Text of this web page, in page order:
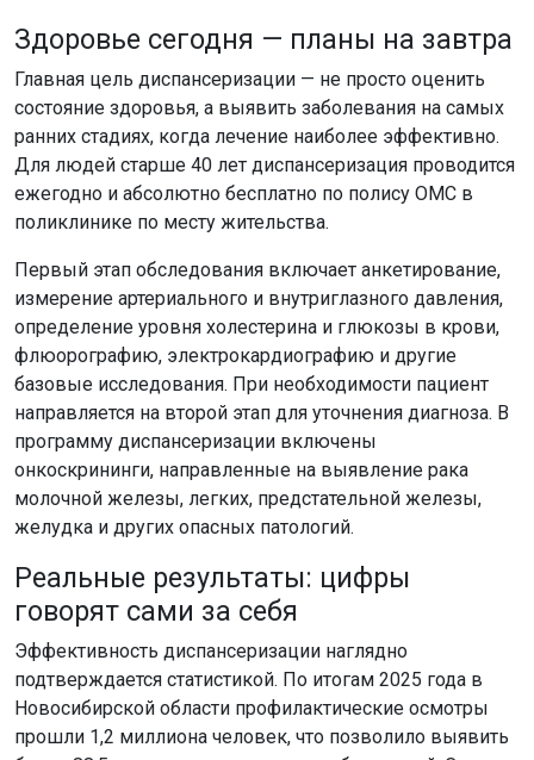
Здоровье сегодня — планы на завтра
Главная цель диспансеризации — не просто оценить
состояние здоровья, а выявить заболевания на самых
ранних стадиях, когда лечение наиболее эффективно.
Для людей старше 40 лет диспансеризация проводится
ежегодно и абсолютно бесплатно по полису ОМС в
поликлинике по месту жительства.
Первый этап обследования включает анкетирование,
измерение артериального и внутриглазного давления,
определение уровня холестерина и глюкозы в крови,
флюорографию, электрокардиографию и другие
базовые исследования. При необходимости пациент
направляется на второй этап для уточнения диагноза. В
программу диспансеризации включены
онкоскрининги, направленные на выявление рака
молочной железы, легких, предстательной железы,
желудка и других опасных патологий.
Реальные результаты: цифры
говорят сами за себя
Эффективность диспансеризации наглядно
подтверждается статистикой. По итогам 2025 года в
Новосибирской области профилактические осмотры
прошли 1,2 миллиона человек, что позволило выявить